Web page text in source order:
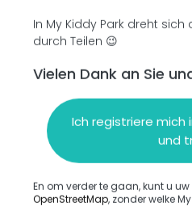
Einen Kommentar
In My Kiddy Park dreht
durch Teilen 😉
Vielen Dank an Sie
Ich registriere mich
und
En om verder te gaan, kunt u
OpenStreetMap, zonder welke